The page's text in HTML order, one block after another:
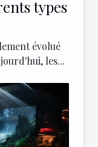
types
évolué
les...